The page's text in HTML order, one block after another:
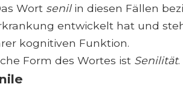
Wort senilin diesen Fällen
entwickelt hat und
kognitiven Funktion.
Form des Wortes ist Senilität.